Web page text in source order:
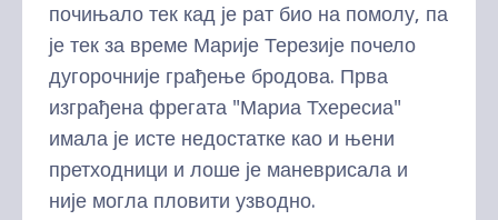
почињало тек кад је рат био на помолу, па
је тек за време Марије Терезије почело
дугорочније грађење бродова. Прва
изграђена фрегата "Мариа Тхересиа"
имала је исте недостатке као и њени
претходници и лоше је маневрисала и
није могла пловити узводно.